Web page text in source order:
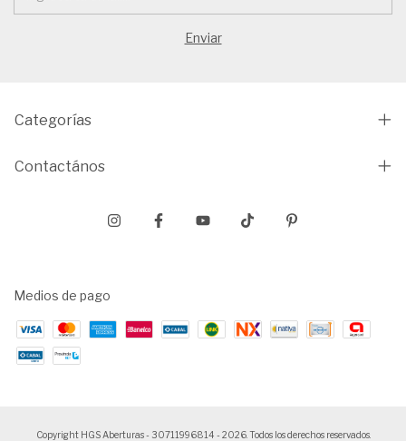
Categorías
Contactános
Medios de pago
Copyright HGS Aberturas - 30711996814 - 2026. Todos los derechos reservados.